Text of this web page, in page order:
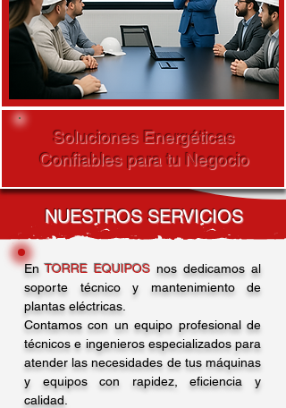
Soluciones Energéticas
Confiables para tu Negocio
NUESTROS SERVICIOS
En TORRE EQUIPOS nos dedicamos al
soporte técnico y mantenimiento de
plantas eléctricas.
Contamos con un equipo profesional de
técnicos e ingenieros especializados para
atender las necesidades de tus máquinas
y equipos con rapidez, eficiencia y
calidad.